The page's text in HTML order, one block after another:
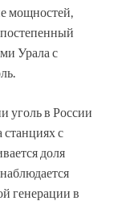
мощностей,
Урала с
уголь в России
станциях с
доля
генерации в